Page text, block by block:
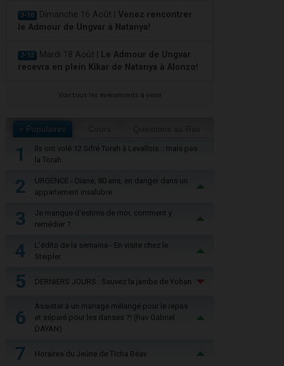
J-10 Dimanche 16 Août | Venez rencontrer
le Admour de Ungvar à Natanya!
J-12 Mardi 18 Août |
Le Admour de Ungvar
recevra en plein Kikar de Natanya à Alonzo!
Voir tous les événements à venir
+ Populaires
1
Ils ont volé 12 Sifré Torah à Levallois… mais pas
la Torah
2
URGENCE - Diane, 80 ans, en danger dans un
appartement insalubre
3
Je manque d'estime de moi, comment y
remédier ?
4
L'édito de la semaine - En visite chez le
Steipler
5 DERNIERS JOURS : Sauvez la jambe de Yohan
6
Assister à un mariage mélangé pour le repas
et séparé pour les danses ?! (Rav Gabriel
DAYAN)
7 Horaires du Jeûne de Ticha Béav